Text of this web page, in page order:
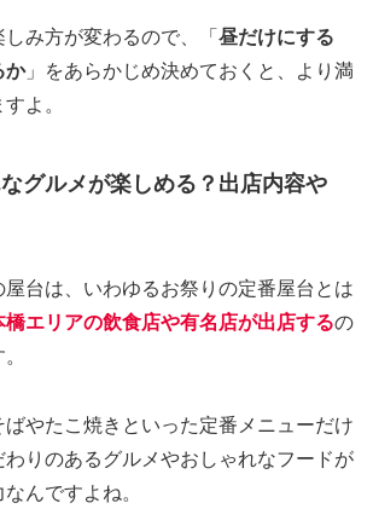
み方が変わるので、「 昼だけにする
か」をあらかじめ決めておくと、より満
よ。
グルメが楽しめる？出店内容や
屋台は、いわゆるお祭りの定番屋台とは
橋エリアの飲食店や有名店が出店するの
やたこ焼きといった定番メニューだけ
わりのあるグルメやおしゃれなフードが
んですよね。